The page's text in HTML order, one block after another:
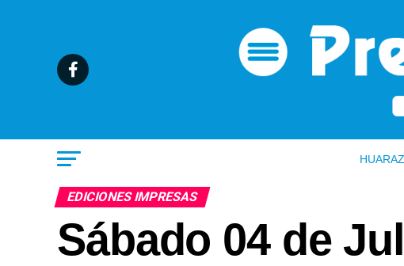
HUARAZ
EDICIONES IMPRESAS
Sábado 04 de